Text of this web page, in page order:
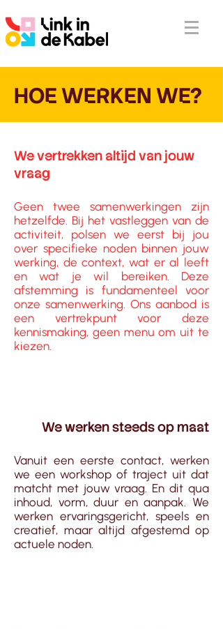
HOE WERKEN WE?
We vertrekken altijd van jouw
vraag
Geen twee samenwerkingen zijn
hetzelfde. Bij het vastleggen van de
activiteit, polsen we eerst bij jou
over specifieke noden binnen jouw
werking, de context, wat er al leeft
en wat je wil bereiken. Deze
afstemming is fundamenteel voor
onze samenwerking. Ons aanbod is
een vertrekpunt voor deze
kennismaking, geen menu om uit te
kiezen.
We werken steeds op maat
Vanuit een eerste contact, werken
we een workshop of traject uit dat
matcht met jouw vraag. En dit qua
inhoud, vorm, duur en aanpak. We
werken ervaringsgericht, speels en
creatief, maar altijd afgestemd op
actuele noden.